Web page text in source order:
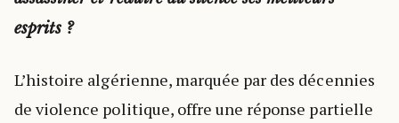
esprits ?
L’histoire algérienne, marquée par des décennies
de violence politique, offre une réponse partielle